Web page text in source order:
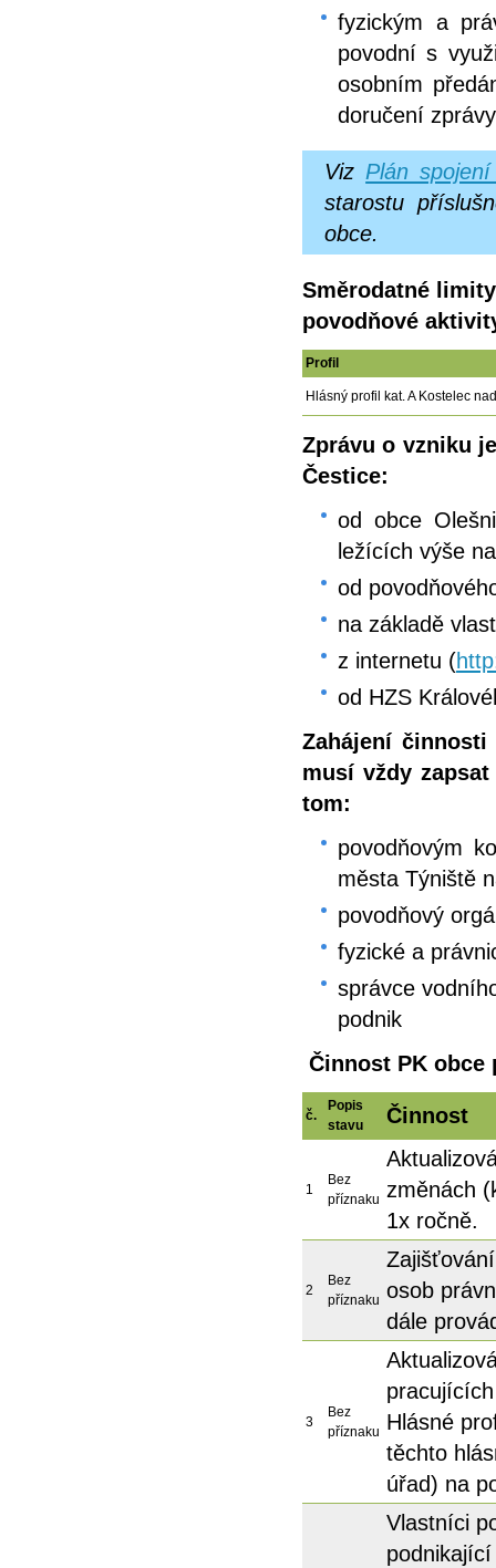
fyzickým a
povodní s
osobním
doručení
VizPlán
starostu
obce.
Směrodatné
povodňové
Profil
Hlásný profil kat. A Kostelec
Zprávu o vzniku
Čestice:
od obce
ležících výše
od
na základě
z internetu (
od HZS
Zahájení
musí vždy
tom:
povodňovým
města Týniště
povodňový
fyzické a
správce
podnik
Činnost PK obce
č.
Popis
stavu
Činnost
1
Bez
příznaku změnách
1x ročně.
2
Bez
příznaku osob
dále
3
Bez
příznaku Hlásné
těchto
úřad) na
Vlastníci